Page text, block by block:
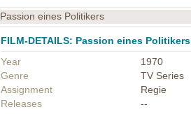
Passion eines Politikers
FILM-DETAILS: Passion eines Politikers
Year
1970
Genre
TV Series
Assignment
Regie
Releases
--